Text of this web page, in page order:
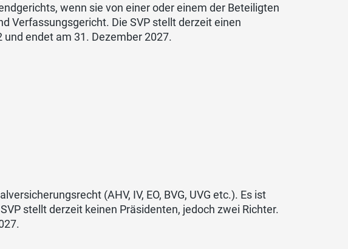
wenn sie von einer oder einem der Beteiligten
Verfassungsgericht. Die SVP stellt derzeit einen
endet am 31. Dezember 2027.
(AHV, IV, EO, BVG, UVG etc.). Es ist
stellt derzeit keinen Präsidenten, jedoch zwei Richter.